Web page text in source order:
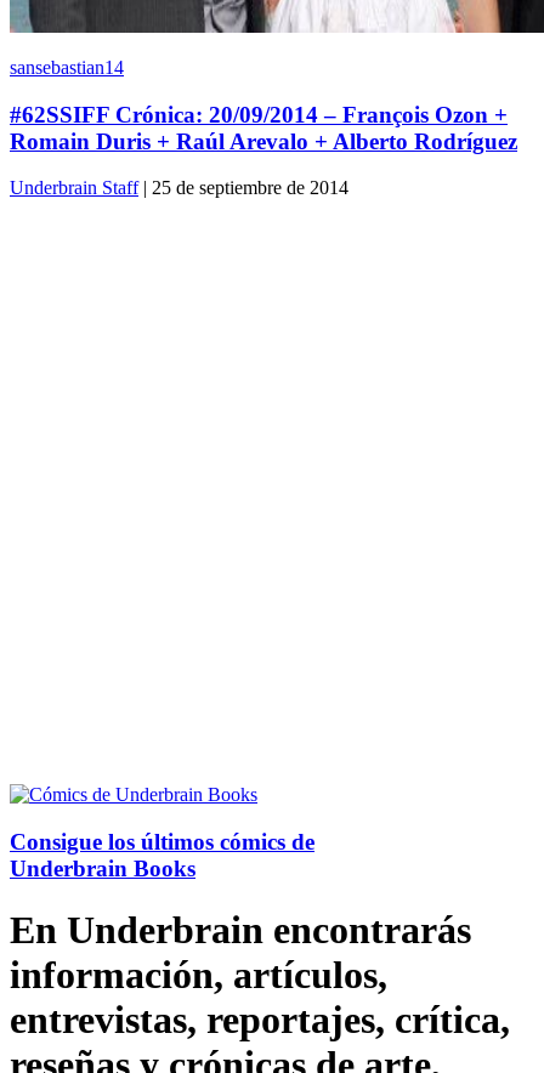
sansebastian14
#62SSIFF Crónica: 20/09/2014 – François Ozon +
Romain Duris + Raúl Arevalo + Alberto Rodríguez
Underbrain Staff| 25 de septiembre de 2014
Consigue los últimos cómics de
Underbrain Books
En Underbrain encontrarás
información, artículos,
entrevistas, reportajes, crítica,